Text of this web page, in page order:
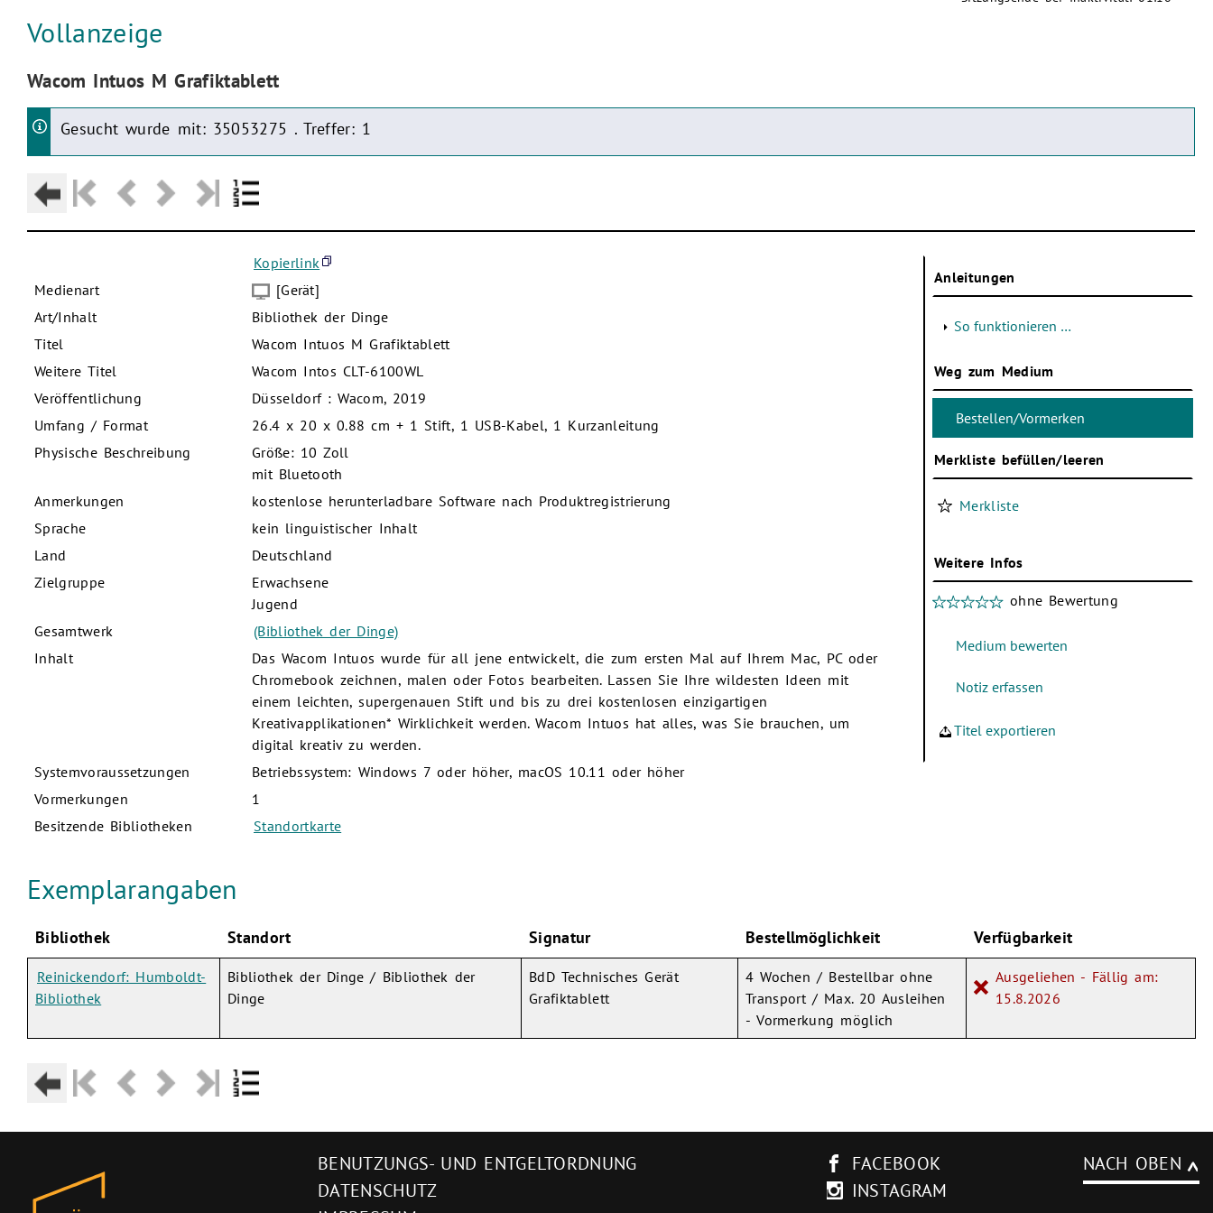
Aktuelle Seite:
Vollanzeige
Aktuelle Seite:
Wacom Intuos M Grafiktablett
Gesucht wurde mit: 35053275 . Treffer: 1
Kopierlink
Medienart
[Gerät]
Art/Inhalt
Bibliothek der Dinge
Titel
Wacom Intuos M Grafiktablett
Weitere Titel
Wacom Intos CLT-6100WL
Veröffentlichung
Düsseldorf : Wacom, 2019
Umfang / Format
26.4 x 20 x 0.88 cm + 1 Stift, 1 USB-Kabel, 1 Kurzanleitung
Physische Beschreibung
Größe: 10 Zoll
mit Bluetooth
Anmerkungen
kostenlose herunterladbare Software nach Produktregistrierung
Sprache
kein linguistischer Inhalt
Land
Deutschland
Zielgruppe
Erwachsene
Jugend
Gesamtwerk
(Bibliothek der Dinge)
Inhalt
Das Wacom Intuos wurde für all jene entwickelt, die zum ersten Mal auf Ihrem Mac, PC oder
Chromebook zeichnen, malen oder Fotos bearbeiten. Lassen Sie Ihre wildesten Ideen mit
einem leichten, supergenauen Stift und bis zu drei kostenlosen einzigartigen
Kreativapplikationen* Wirklichkeit werden. Wacom Intuos hat alles, was Sie brauchen, um
digital kreativ zu werden.
Systemvoraussetzungen
Betriebssystem: Windows 7 oder höher, macOS 10.11 oder höher
Vormerkungen
1
Besitzende Bibliotheken
Standortkarte
Anleitungen
So funktionieren …
Weg zum Medium
Merkliste befüllen/leeren
Merkliste
Weitere Infos
ohne Bewertung
Titel exportieren
Exemplarangaben
Bibliothek Standort Signatur Bestellmöglichkeit Verfügbarkeit
Reinickendorf: Humboldt-
Bibliothek
Bibliothek der Dinge / Bibliothek der
Dinge
BdD Technisches Gerät
Grafiktablett
4 Wochen / Bestellbar ohne
Transport / Max. 20 Ausleihen
- Vormerkung möglich
Ausgeliehen - Fällig am:
15.8.2026
BENUTZUNGS- UND ENTGELTORDNUNG
DATENSCHUTZ
FACEBOOK
INSTAGRAM
NACH OBEN